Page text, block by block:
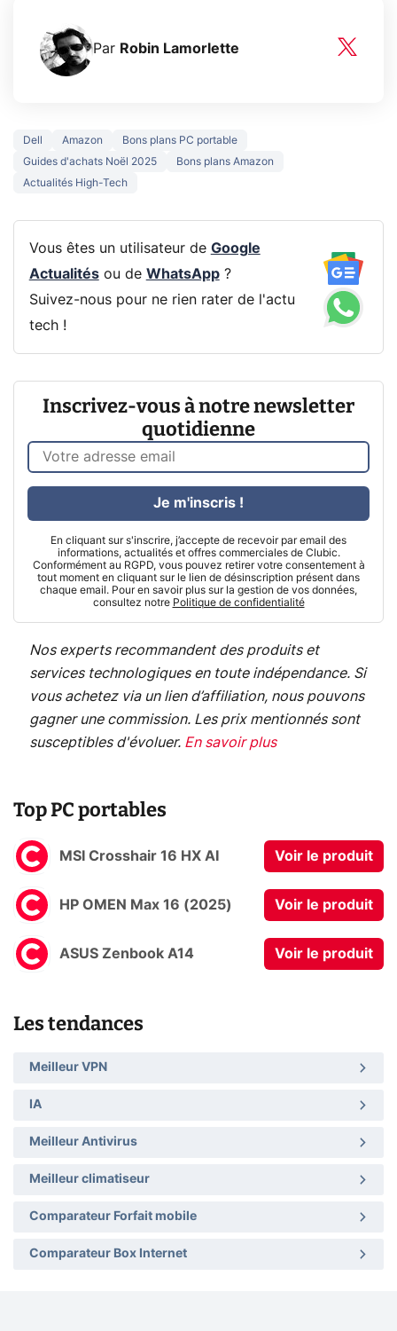
Par Robin Lamorlette
Dell Amazon
Bons plans PC portable
Guides d'achats Noël 2025
Bons plans Amazon
Actualités High-Tech
Vous êtes un utilisateur de Google
Actualitésou de WhatsApp?
Suivez-nous pour ne rien rater de l'actu
tech !
Inscrivez-vous à notre newsletter
quotidienne
En cliquant sur s'inscrire, j’accepte de recevoir par email des
informations, actualités et offres commerciales de Clubic.
Conformément au RGPD, vous pouvez retirer votre consentement à
tout moment en cliquant sur le lien de désinscription présent dans
chaque email. Pour en savoir plus sur la gestion de vos données,
consultez notre Politique de confidentialité
Je m'inscris !
Nos experts recommandent des produits et
services technologiques en toute indépendance. Si
vous achetez via un lien d’affiliation, nous pouvons
gagner une commission. Les prix mentionnés sont
susceptibles d'évoluer. En savoir plus
Top PC portables
MSI Crosshair 16 HX AI Voir le produit
HP OMEN Max 16 (2025) Voir le produit
ASUS Zenbook A14 Voir le produit
Les tendances
Meilleur VPN
IA
Meilleur Antivirus
Meilleur climatiseur
Comparateur Forfait mobile
Comparateur Box Internet